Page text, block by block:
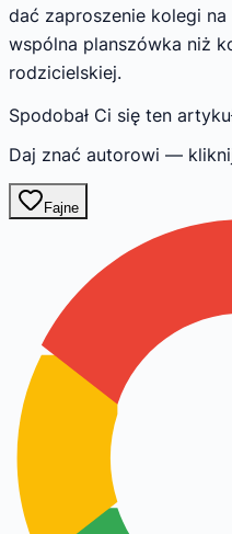
dać zaproszenie kolegi
wspólna planszówka niż
rodzicielskiej.
Spodobał Ci się ten
Daj znać autorowi —
Fajne